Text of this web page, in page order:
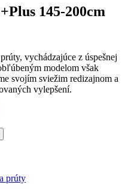
145-200cm
vychádzajúce z úspešnej
modelom však
svojím sviežim redizajnom a
vylepšení.
prúty